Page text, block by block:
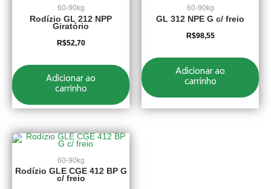
60-90kg
Rodízio GL 212 NPP
Giratório
R$52,70
Adicionar ao
carrinho
60-90kg
GL 312 NPE G c/ freio
R$98,55
Adicionar ao
carrinho
60-90kg
Rodízio GLE CGE 412 BP G
c/ freio